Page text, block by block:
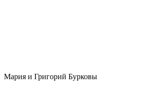
Мария и Григорий Бурковы